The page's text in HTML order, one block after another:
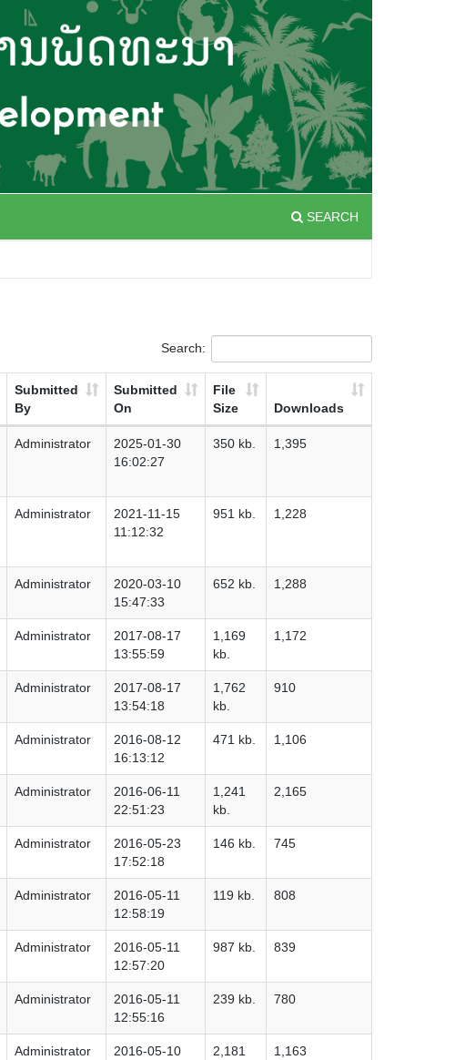
SEARCH
Search:
Submitted
By
Submitted
On
File
Size
Downloads
Administrator
2025-01-30
16:02:27
350 kb. 1,395
Administrator
2021-11-15
11:12:32
951 kb. 1,228
Administrator
2020-03-10
15:47:33
652 kb. 1,288
Administrator
2017-08-17
13:55:59
1,169
kb.
1,172
Administrator
2017-08-17
13:54:18
1,762
kb.
910
Administrator
2016-08-12
16:13:12
471 kb. 1,106
Administrator
2016-06-11
22:51:23
1,241
kb.
2,165
Administrator
2016-05-23
17:52:18
146 kb. 745
Administrator
2016-05-11
12:58:19
119 kb. 808
Administrator
2016-05-11
12:57:20
987 kb. 839
Administrator
2016-05-11
12:55:16
239 kb. 780
Administrator
2016-05-10
2,181
1,163